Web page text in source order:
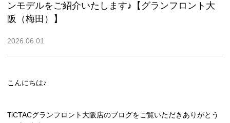
ンモデルをご紹介いたします♪【グランフロント大
阪（梅田）】
2026.06.01
こんにちは♪
TiCTACグランフロント大阪店のブログをご覧いただきありがとう